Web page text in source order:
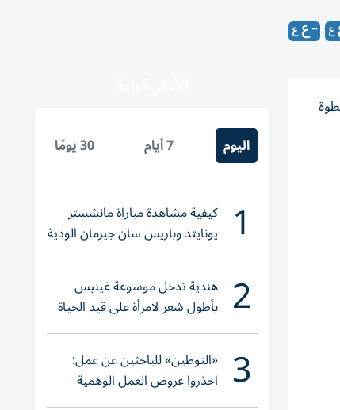
من الأول من يوليو 2026، في خطوة
اليوم 7 أيام 30 يومًا
1 كيفية مشاهدة مباراة مانشستر
يونايتد وباريس سان جيرمان الودية
والقنوات الناقلة
2 هندية تدخل موسوعة غينيس
بأطول شعر لامرأة على قيد الحياة
3 «التوطين» للباحثين عن عمل:
احذروا عروض العمل الوهمية
وتحققوا عبر «الباركود»